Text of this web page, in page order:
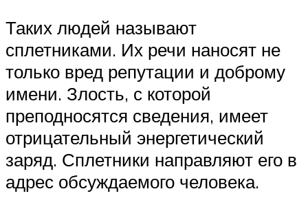
Таких людей называют
сплетниками. Их речи наносят не
только вред репутации и доброму
имени. Злость, с которой
преподносятся сведения, имеет
отрицательный энергетический
заряд. Сплетники направляют его в
адрес обсуждаемого человека.